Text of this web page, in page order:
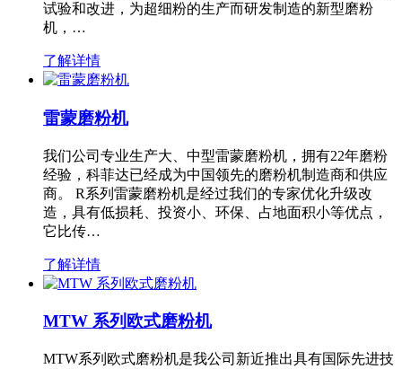
试验和改进，为超细粉的生产而研发制造的新型磨粉
机，…
了解详情
雷蒙磨粉机
我们公司专业生产大、中型雷蒙磨粉机，拥有22年磨粉
经验，科菲达已经成为中国领先的磨粉机制造商和供应
商。 R系列雷蒙磨粉机是经过我们的专家优化升级改
造，具有低损耗、投资小、环保、占地面积小等优点，
它比传…
了解详情
MTW 系列欧式磨粉机
MTW系列欧式磨粉机是我公司新近推出具有国际先进技